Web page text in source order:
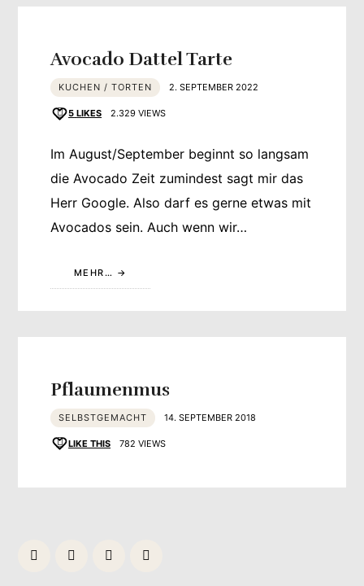
Avocado Dattel Tarte
KUCHEN / TORTEN 2. SEPTEMBER 2022
5 LIKES 2.329 VIEWS
Im August/September beginnt so langsam
die Avocado Zeit zumindest sagt mir das
Herr Google. Also darf es gerne etwas mit
Avocados sein. Auch wenn wir…
MEHR…
Pflaumenmus
SELBSTGEMACHT 14. SEPTEMBER 2018
LIKE THIS 782 VIEWS